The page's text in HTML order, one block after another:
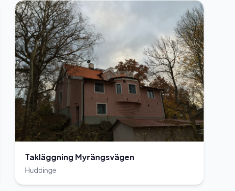
Takläggning Myrängsvägen
Huddinge